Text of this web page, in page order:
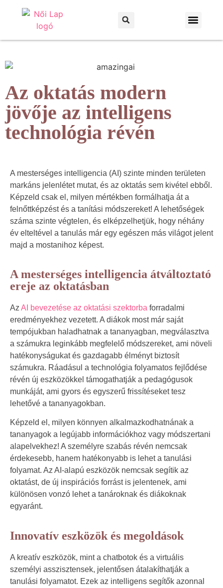
Az oktatás modern
jövője az intelligens
technológia révén
A mesterséges intelligencia (AI) szinte minden területen
markáns jelenlétet mutat, és az oktatás sem kivétel ebből.
Képzeld csak el, milyen mértékben formálhatja át a
felnőttképzést és a tanítási módszereket! A lehetőségek
száma szinte végtelen, és elképzelhetjük, hogy néhány
év elteltével a tanulás már egy egészen más világot jelent
majd a mostanihoz képest.
A mesterséges intelligencia átváltoztató
ereje az oktatásban
Az AI bevezetése az oktatási szektorba forradalmi
eredményekhez vezetett. A diákok most már saját
tempójukban haladhatnak a tananyagban, megválasztva
a számukra leginkább megfelelő módszereket, ami növeli
hatékonyságukat és gazdagabb élményt biztosít
számukra. Ráadásul a technológia folyamatos fejlődése
révén új eszközökkel támogathatják a pedagógusok
munkáját, ami gyors és egyszerű frissítéseket tesz
lehetővé a tananyagokban.
Képzeld el, milyen könnyen alkalmazkodhatnának a
tananyagok a legújabb információkhoz vagy módszertani
alapelvekhez! A személyre szabás révén nemcsak
érdekesebb, hanem hatékonyabb is lehet a tanulási
folyamat. Az AI-alapú eszközök nemcsak segítik az
oktatást, de új inspirációs forrást is jelentenek, ami
különösen vonzó lehet a tanároknak és diákoknak
egyaránt.
Innovatív eszközök és megoldások
A kreatív eszközök, mint a chatbotok és a virtuális
személyi asszisztensek, jelentősen átalakíthatják a
tanulási folyamatot. Ezek az intelligens segítők azonnal